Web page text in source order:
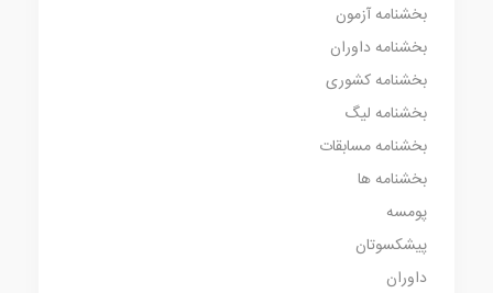
بخشنامه آزمون
بخشنامه داوران
بخشنامه کشوری
بخشنامه لیگ
بخشنامه مسابقات
بخشنامه ها
پومسه
پیشکسوتان
داوران